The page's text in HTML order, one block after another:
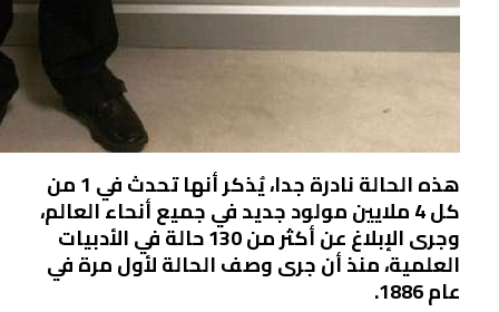
هذه الحالة نادرة جدا، يُذكر أنها تحدث في 1 من
كل 4 ملايين مولود جديد في جميع أنحاء العالم،
وجرى الإبلاغ عن أكثر من 130 حالة في الأدبيات
العلمية، منذ أن جرى وصف الحالة لأول مرة في
عام 1886.